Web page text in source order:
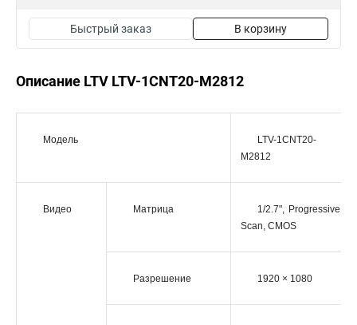
Быстрый заказ В корзину
Описание LTV LTV-1CNT20-M2812
Модель
LTV-1CNT20-
M2812
Видео Матрица
1/2.7", Progressive
Scan, CMOS
Разрешение 1920 × 1080